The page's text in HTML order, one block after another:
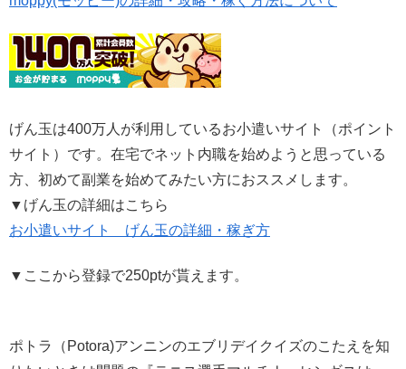
げん玉は400万人が利用しているお小遣いサイト（ポイント
サイト）です。在宅でネット内職を始めようと思っている
方、初めて副業を始めてみたい方におススメします。
▼げん玉の詳細はこちら
お小遣いサイト げん玉の詳細・稼ぎ方
▼ここから登録で250ptが貰えます。
ポトラ（Potora)アンニンのエブリデイクイズのこたえを知